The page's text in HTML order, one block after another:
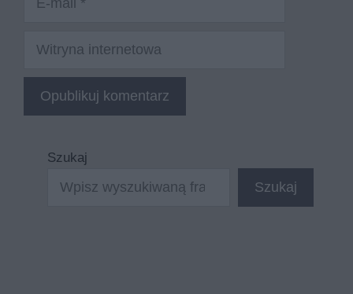
Witryna
internetowa
Szukaj
Szukaj